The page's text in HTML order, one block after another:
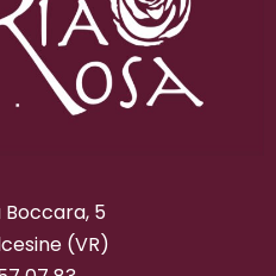
5
(VR)